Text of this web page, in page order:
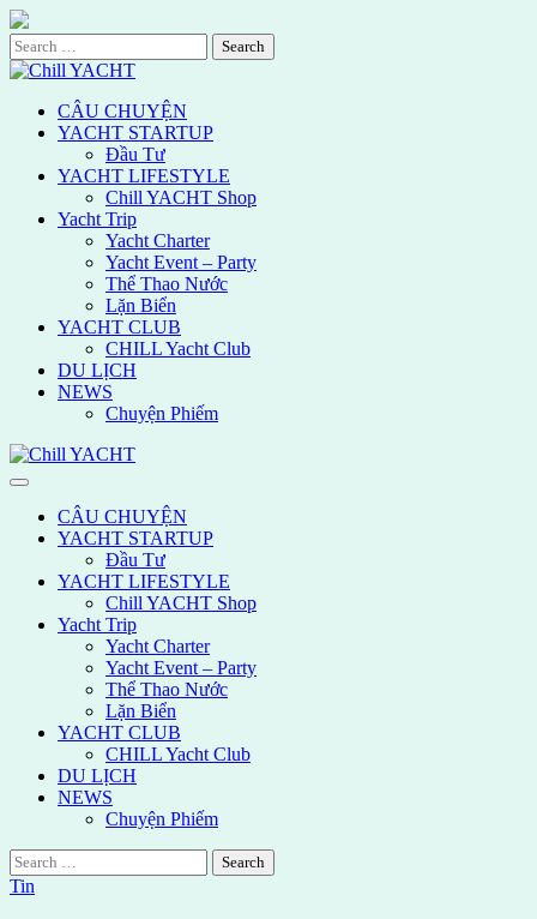
Skip
to
content
Search
for:
CÂU CHUYỆN
YACHT STARTUP
Đầu Tư
YACHT LIFESTYLE
Chill YACHT Shop
Yacht Trip
Yacht Charter
Yacht Event – Party
Thể Thao Nước
Lặn Biển
YACHT CLUB
CHILL Yacht Club
DU LỊCH
NEWS
Chuyện Phiếm
CÂU CHUYỆN
YACHT STARTUP
Đầu Tư
YACHT LIFESTYLE
Chill YACHT Shop
Yacht Trip
Yacht Charter
Yacht Event – Party
Thể Thao Nước
Lặn Biển
YACHT CLUB
CHILL Yacht Club
DU LỊCH
NEWS
Chuyện Phiếm
Search
for:
Tin